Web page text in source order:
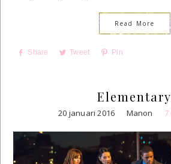
Read More
Share Tweet Pin
Elementary
20 januari 2016 Manon